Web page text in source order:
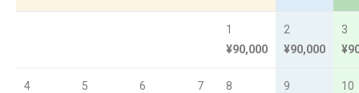
1
¥90,000
2
¥90,000
3
4
5
6
7
8
9
10